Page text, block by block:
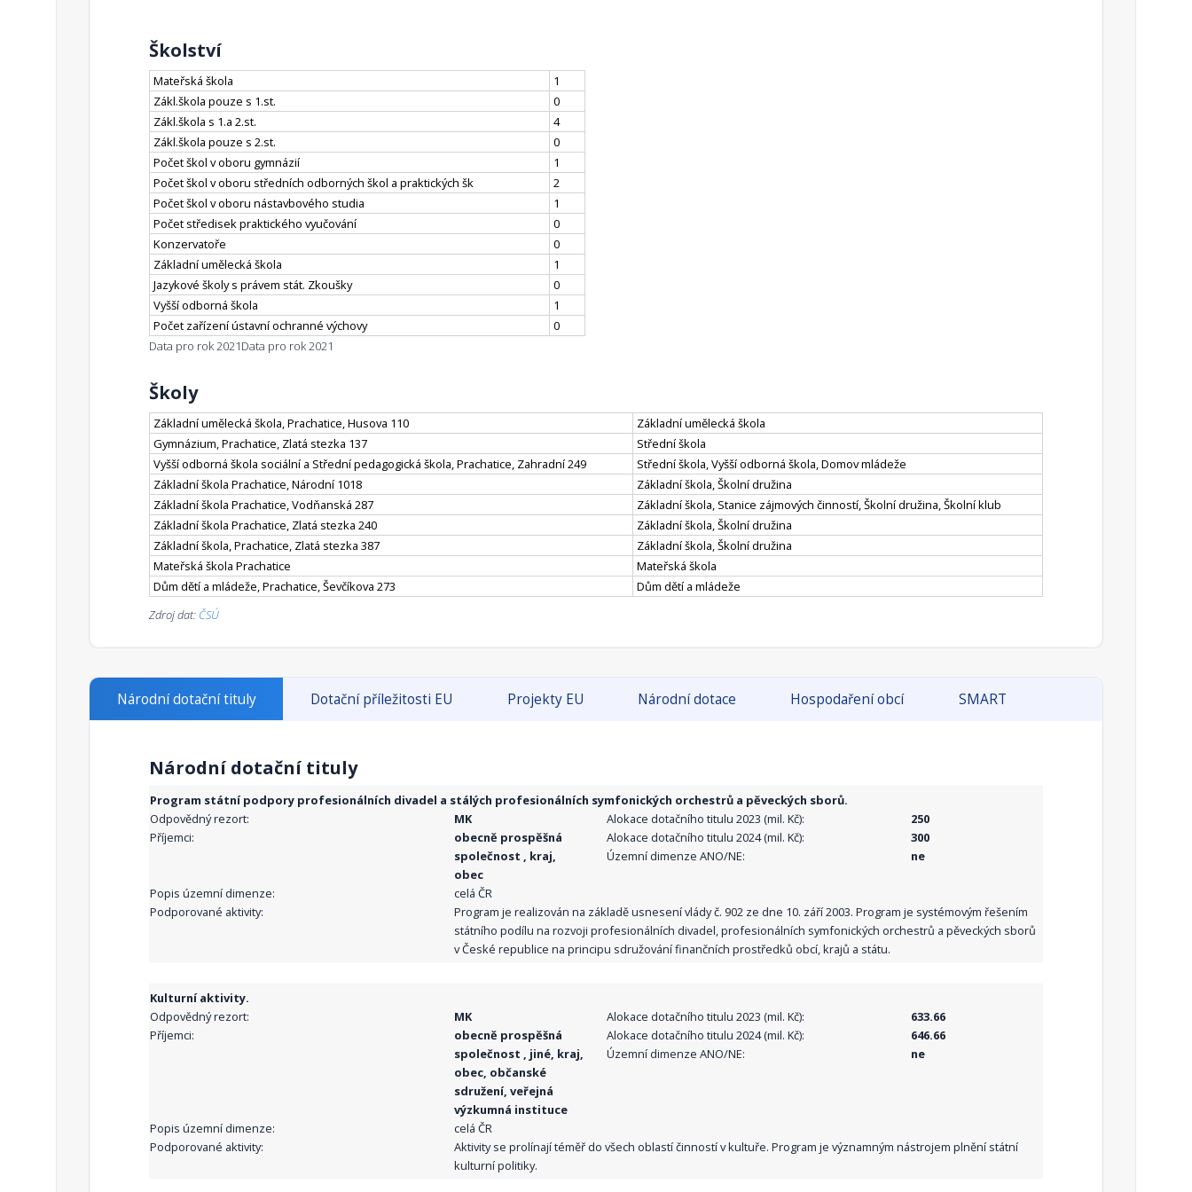
Školství
Mateřská škola
1
Zákl.škola pouze s 1.st.
0
Zákl.škola s 1.a 2.st.
4
Zákl.škola pouze s 2.st.
0
Počet škol v oboru gymnázií
1
Počet škol v oboru středních odborných škol a praktických šk
2
Počet škol v oboru nástavbového studia
1
Počet středisek praktického vyučování
0
Konzervatoře
0
Základní umělecká škola
1
Jazykové školy s právem stát. Zkoušky
0
Vyšší odborná škola
1
Počet zařízení ústavní ochranné výchovy
0
Data pro rok 2021Data pro rok 2021
Školy
Základní umělecká škola, Prachatice, Husova 110
Základní umělecká škola
Gymnázium, Prachatice, Zlatá stezka 137
Střední škola
Vyšší odborná škola sociální a Střední pedagogická škola, Prachatice, Zahradní 249
Střední škola, Vyšší odborná škola, Domov mládeže
Základní škola Prachatice, Národní 1018
Základní škola, Školní družina
Základní škola Prachatice, Vodňanská 287
Základní škola, Stanice zájmových činností, Školní družina, Školní klub
Základní škola Prachatice, Zlatá stezka 240
Základní škola, Školní družina
Základní škola, Prachatice, Zlatá stezka 387
Základní škola, Školní družina
Mateřská škola Prachatice
Mateřská škola
Dům dětí a mládeže, Prachatice, Ševčíkova 273
Dům dětí a mládeže
Zdroj dat: ČSÚ
Národní dotační tituly Dotační příležitosti EU Projekty EU Národní dotace Hospodaření obcí SMART
Národní dotační tituly
Program státní podpory profesionálních divadel a stálých profesionálních symfonických orchestrů a pěveckých sborů.
Odpovědný rezort:
MK
Příjemci:
obecně prospěšná
společnost , kraj,
obec
Alokace dotačního titulu 2023 (mil. Kč):
250
Alokace dotačního titulu 2024 (mil. Kč):
300
Územní dimenze ANO/NE:
ne
Popis územní dimenze:
celá ČR
Podporované aktivity:
Program je realizován na základě usnesení vlády č. 902 ze dne 10. září 2003. Program je systémovým řešením
státního podílu na rozvoji profesionálních divadel, profesionálních symfonických orchestrů a pěveckých sborů
v České republice na principu sdružování finančních prostředků obcí, krajů a státu.
Kulturní aktivity.
Odpovědný rezort:
MK
Příjemci:
obecně prospěšná
společnost , jiné, kraj,
obec, občanské
sdružení, veřejná
výzkumná instituce
Alokace dotačního titulu 2023 (mil. Kč):
633.66
Alokace dotačního titulu 2024 (mil. Kč):
646.66
Územní dimenze ANO/NE:
ne
Popis územní dimenze:
celá ČR
Podporované aktivity:
Aktivity se prolínají téměř do všech oblastí činností v kultuře. Program je významným nástrojem plnění státní
kulturní politiky.